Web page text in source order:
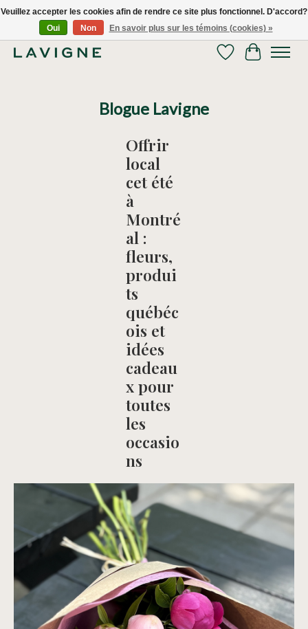
Nous livrons tous les jours dans le Grand Montréal! 514.521.0118
Liste de souhaits
Panier
Blogue Lavigne
Offrir
local
cet été
à
Montré
al :
fleurs,
produi
ts
québéc
ois et
idées
cadeau
x pour
toutes
les
occasio
ns
Veuillez accepter les cookies afin de rendre ce site plus fonctionnel. D'accord?
Oui
Non En savoir plus sur les témoins (cookies) »